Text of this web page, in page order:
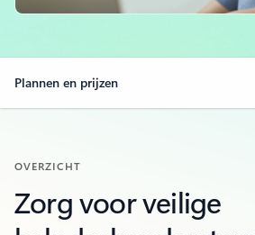
Plannen en prijzen
OVERZICHT
Zorg voor veilige